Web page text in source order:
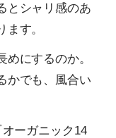
とシャリ感のあ
す。
にするのか。
かでも、風合い
ーガニック14